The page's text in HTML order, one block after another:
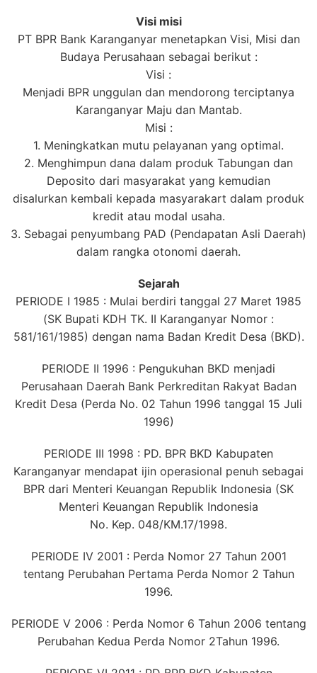
Visi misi
PT BPR Bank Karanganyar menetapkan Visi, Misi dan
Budaya Perusahaan sebagai berikut :
Visi :
Menjadi BPR unggulan dan mendorong terciptanya
Karanganyar Maju dan Mantab.
Misi :
1. Meningkatkan mutu pelayanan yang optimal.
2. Menghimpun dana dalam produk Tabungan dan
Deposito dari masyarakat yang kemudian
disalurkan kembali kepada masyarakart dalam produk
kredit atau modal usaha.
3. Sebagai penyumbang PAD (Pendapatan Asli Daerah)
dalam rangka otonomi daerah.
Sejarah
PERIODE I 1985 : Mulai berdiri tanggal 27 Maret 1985
(SK Bupati KDH TK. II Karanganyar Nomor :
581/161/1985) dengan nama Badan Kredit Desa (BKD).
PERIODE II 1996 : Pengukuhan BKD menjadi
Perusahaan Daerah Bank Perkreditan Rakyat Badan
Kredit Desa (Perda No. 02 Tahun 1996 tanggal 15 Juli
1996)
PERIODE III 1998 : PD. BPR BKD Kabupaten
Karanganyar mendapat ijin operasional penuh sebagai
BPR dari Menteri Keuangan Republik Indonesia (SK
Menteri Keuangan Republik Indonesia
No. Kep. 048/KM.17/1998.
PERIODE IV 2001 : Perda Nomor 27 Tahun 2001
tentang Perubahan Pertama Perda Nomor 2 Tahun
1996.
PERIODE V 2006 : Perda Nomor 6 Tahun 2006 tentang
Perubahan Kedua Perda Nomor 2Tahun 1996.